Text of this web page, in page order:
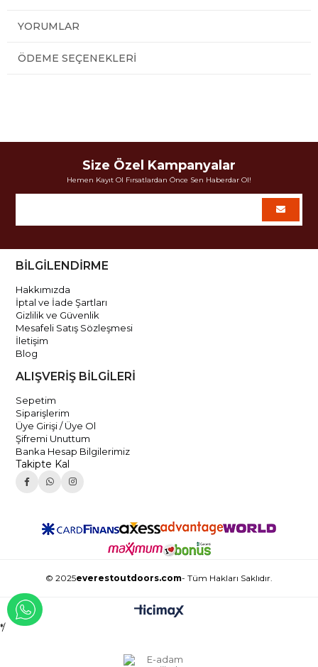
YORUMLAR
ÖDEME SEÇENEKLERI
Size Özel Kampanyalar
Hemen Kayıt Ol Fırsatlardan Önce Sen Haberdar Ol!
BİLGİLENDİRME
Hakkımızda
İptal ve İade Şartları
Gizlilik ve Güvenlik
Mesafeli Satış Sözleşmesi
İletişim
Blog
ALIŞVERİŞ BİLGİLERİ
Sepetim
Siparişlerim
Üye Girişi / Üye Ol
Şifremi Unuttum
Banka Hesap Bilgilerimiz
Takipte Kal
© 2025everestoutdoors.com- Tüm Hakları Saklıdır.
*/
WHATSAPP İLE İLETİŞİME GEÇ